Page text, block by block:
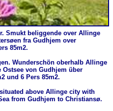
Smukt beliggende over Allinge
fra Gudhjem over
85m2.
Wunderschön oberhalb Allinge
von Gudhjem über
und 6 Pers 85m2.
above Allinge city with
from Gudhjem to Christiansø.